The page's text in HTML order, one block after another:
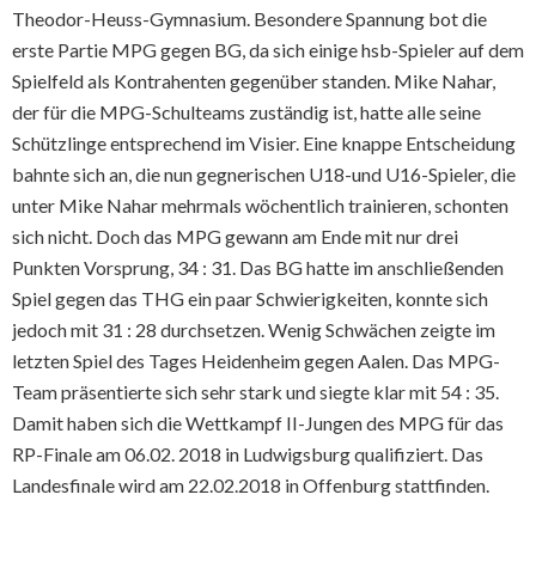
Theodor-Heuss-Gymnasium. Besondere Spannung bot die
erste Partie MPG gegen BG, da sich einige hsb-Spieler auf dem
Spielfeld als Kontrahenten gegenüber standen. Mike Nahar,
der für die MPG-Schulteams zuständig ist, hatte alle seine
Schützlinge entsprechend im Visier. Eine knappe Entscheidung
bahnte sich an, die nun gegnerischen U18-und U16-Spieler, die
unter Mike Nahar mehrmals wöchentlich trainieren, schonten
sich nicht. Doch das MPG gewann am Ende mit nur drei
Punkten Vorsprung, 34 : 31. Das BG hatte im anschließenden
Spiel gegen das THG ein paar Schwierigkeiten, konnte sich
jedoch mit 31 : 28 durchsetzen. Wenig Schwächen zeigte im
letzten Spiel des Tages Heidenheim gegen Aalen. Das MPG-
Team präsentierte sich sehr stark und siegte klar mit 54 : 35.
Damit haben sich die Wettkampf II-Jungen des MPG für das
RP-Finale am 06.02. 2018 in Ludwigsburg qualifiziert. Das
Landesfinale wird am 22.02.2018 in Offenburg stattfinden.